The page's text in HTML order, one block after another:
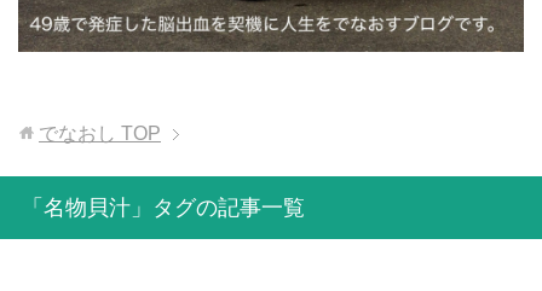
でなおし TOP
「名物貝汁」タグの記事一覧